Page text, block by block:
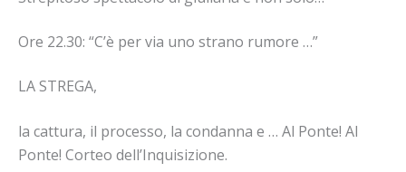
Ore 22.30: “C’è per via uno strano rumore …”
LA STREGA,
la cattura, il processo, la condanna e … Al Ponte! Al
Ponte! Corteo dell’Inquisizione.